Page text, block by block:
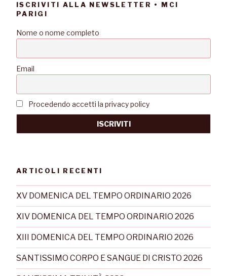
ISCRIVITI ALLA NEWSLETTER • MCI
PARIGI
Nome o nome completo
Email
Procedendo accetti la privacy policy
ARTICOLI RECENTI
XV DOMENICA DEL TEMPO ORDINARIO 2026
XIV DOMENICA DEL TEMPO ORDINARIO 2026
XIII DOMENICA DEL TEMPO ORDINARIO 2026
SANTISSIMO CORPO E SANGUE DI CRISTO 2026